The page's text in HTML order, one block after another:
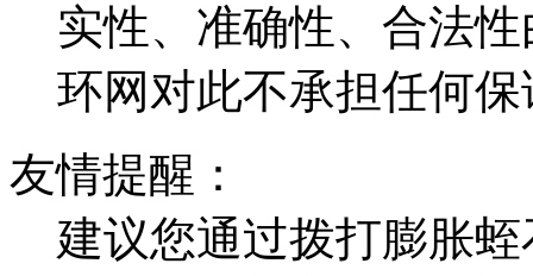
实性、准确性、合法
环网对此不承担任何
友情提醒：
建议您通过拨打膨胀